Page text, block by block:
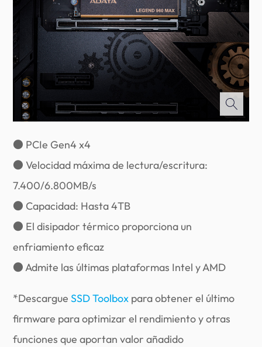
● PCIe Gen4 x4
● Velocidad máxima de lectura/escritura:
7.400/6.800MB/s
● Capacidad: Hasta 4TB
● El disipador térmico proporciona un
enfriamiento eficaz
● Admite las últimas plataformas Intel y AMD
*DescargueSSD Toolbox para obtener el último
firmware para optimizar el rendimiento y otras
funciones que aportan valor añadido